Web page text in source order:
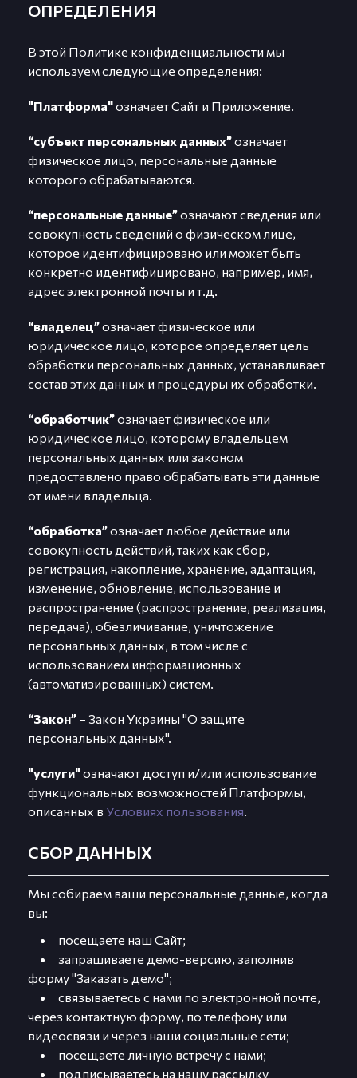
ОПРЕДЕЛЕНИЯ
В этой Политике конфиденциальности мы
используем следующие определения:
"Платформа"означает Сайт и Приложение.
“субъект персональных данных”означает
физическое лицо, персональные данные
которого обрабатываются.
“персональные данные”означают сведения или
совокупность сведений о физическом лице,
которое идентифицировано или может быть
конкретно идентифицировано, например, имя,
адрес электронной почты и т.д.
“владелец”означает физическое или
юридическое лицо, которое определяет цель
обработки персональных данных, устанавливает
состав этих данных и процедуры их обработки.
“обработчик”означает физическое или
юридическое лицо, которому владельцем
персональных данных или законом
предоставлено право обрабатывать эти данные
от имени владельца.
“обработка”означает любое действие или
совокупность действий, таких как сбор,
регистрация, накопление, хранение, адаптация,
изменение, обновление, использование и
распространение (распространение, реализация,
передача), обезличивание, уничтожение
персональных данных, в том числе с
использованием информационных
(автоматизированных) систем.
“Закон” – Закон Украины "О защите
персональных данных".
"услуги"означают доступ и/или использование
функциональных возможностей Платформы,
описанных в Условиях пользования.
СБОР ДАННЫХ
Мы собираем ваши персональные данные, когда
вы:
посещаете наш Сайт;
запрашиваете демо-версию, заполнив
форму "Заказать демо";
связываетесь с нами по электронной почте,
через контактную форму, по телефону или
видеосвязи и через наши социальные сети;
посещаете личную встречу с нами;
подписываетесь на нашу рассылку